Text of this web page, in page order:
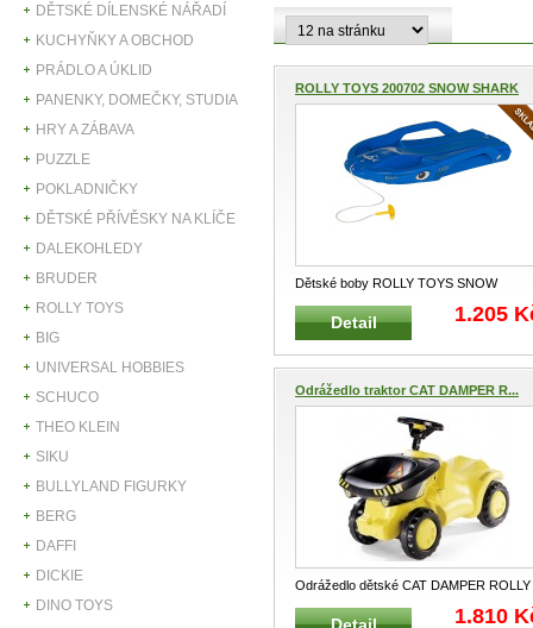
DĚTSKÉ DÍLENSKÉ NÁŘADÍ
KUCHYŇKY A OBCHOD
PRÁDLO A ÚKLID
PANENKY, DOMEČKY, STUDIA
HRY A ZÁBAVA
PUZZLE
POKLADNIČKY
DĚTSKÉ PŘÍVĚSKY NA KLÍČE
DALEKOHLEDY
BRUDER
ROLLY TOYS
BIG
UNIVERSAL HOBBIES
SCHUCO
THEO KLEIN
SIKU
BULLYLAND FIGURKY
BERG
DAFFI
DICKIE
DINO TOYS
ROLLY TOYS 200702 SNOW SHARK
D...
Dětské boby ROLLY TOYS SNOW
SHARK modré ROLLY TOYS 200702
Dětské...
Detail 1.205
Odrážedlo traktor CAT DAMPER R...
Odrážedlo dětské CAT DAMPER ROLLY
TOYS ROLLY MINITRAC 132140 Děts
...
Detail 1.810